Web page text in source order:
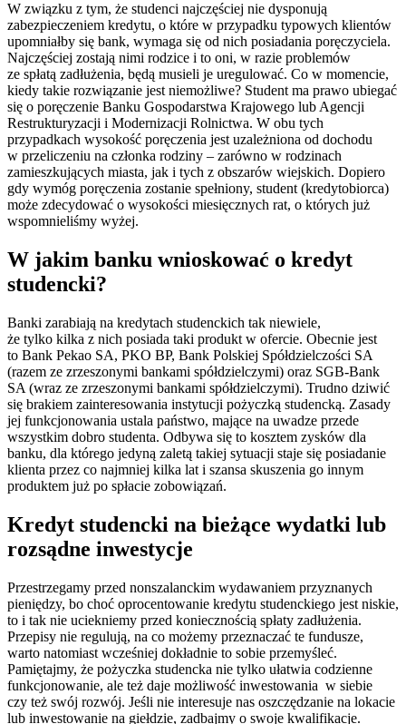
W związku z tym, że studenci najczęściej nie dysponują
zabezpieczeniem kredytu, o które w przypadku typowych klientów
upomniałby się bank, wymaga się od nich posiadania poręczyciela.
Najczęściej zostają nimi rodzice i to oni, w razie problemów
ze spłatą zadłużenia, będą musieli je uregulować. Co w momencie,
kiedy takie rozwiązanie jest niemożliwe? Student ma prawo ubiegać
się o poręczenie Banku Gospodarstwa Krajowego lub Agencji
Restrukturyzacji i Modernizacji Rolnictwa. W obu tych
przypadkach wysokość poręczenia jest uzależniona od dochodu
w przeliczeniu na członka rodziny – zarówno w rodzinach
zamieszkujących miasta, jak i tych z obszarów wiejskich. Dopiero
gdy wymóg poręczenia zostanie spełniony, student (kredytobiorca)
może zdecydować o wysokości miesięcznych rat, o których już
wspomnieliśmy wyżej.
W jakim banku wnioskować o kredyt
studencki?
Banki zarabiają na kredytach studenckich tak niewiele,
że tylko kilka z nich posiada taki produkt w ofercie. Obecnie jest
to Bank Pekao SA, PKO BP, Bank Polskiej Spółdzielczości SA
(razem ze zrzeszonymi bankami spółdzielczymi) oraz SGB-Bank
SA (wraz ze zrzeszonymi bankami spółdzielczymi). Trudno dziwić
się brakiem zainteresowania instytucji pożyczką studencką. Zasady
jej funkcjonowania ustala państwo, mające na uwadze przede
wszystkim dobro studenta. Odbywa się to kosztem zysków dla
banku, dla którego jedyną zaletą takiej sytuacji staje się posiadanie
klienta przez co najmniej kilka lat i szansa skuszenia go innym
produktem już po spłacie zobowiązań.
Kredyt studencki na bieżące wydatki lub
rozsądne inwestycje
Przestrzegamy przed nonszalanckim wydawaniem przyznanych
pieniędzy, bo choć oprocentowanie kredytu studenckiego jest niskie,
to i tak nie uciekniemy przed koniecznością spłaty zadłużenia.
Przepisy nie regulują, na co możemy przeznaczać te fundusze,
warto natomiast wcześniej dokładnie to sobie przemyśleć.
Pamiętajmy, że pożyczka studencka nie tylko ułatwia codzienne
funkcjonowanie, ale też daje możliwość inwestowania w siebie
czy też swój rozwój. Jeśli nie interesuje nas oszczędzanie na lokacie
lub inwestowanie na giełdzie, zadbajmy o swoje kwalifikacje.